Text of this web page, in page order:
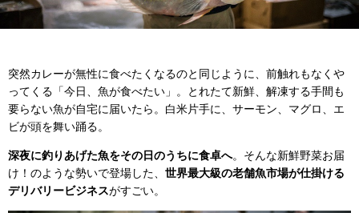
突然カレーが無性に食べたくなるのと同じように、前触れもなくや
ってくる「今日、魚が食べたい」。とれたて新鮮、解凍する手間も
要らない魚が自宅に届いたら。白米片手に、サーモン、マグロ、エ
ビが頭を舞い踊る。
深夜に釣りあげた魚をその日のうちに食卓へ。そんな新鮮野菜お届
け！のような勢いで登場した、 世界最大級の老舗魚市場が仕掛ける
デリバリービジネスがすごい。